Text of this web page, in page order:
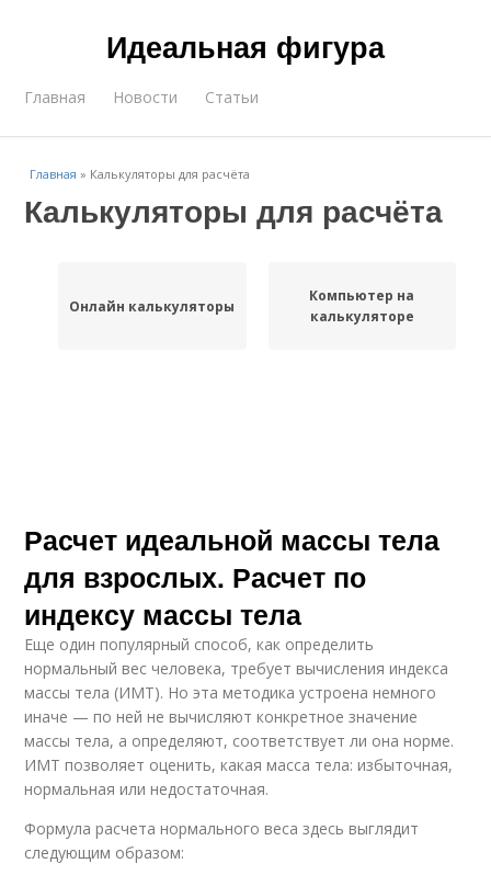
Идеальная фигура
Главная Новости Статьи
Главная » Калькуляторы для расчёта
Калькуляторы для расчёта
Онлайн калькуляторы
Компьютер на
калькуляторе
Расчет идеальной массы тела
для взрослых. Расчет по
индексу массы тела
Еще один популярный способ, как определить
нормальный вес человека, требует вычисления индекса
массы тела (ИМТ). Но эта методика устроена немного
иначе — по ней не вычисляют конкретное значение
массы тела, а определяют, соответствует ли она норме.
ИМТ позволяет оценить, какая масса тела: избыточная,
нормальная или недостаточная.
Формула расчета нормального веса здесь выглядит
следующим образом: